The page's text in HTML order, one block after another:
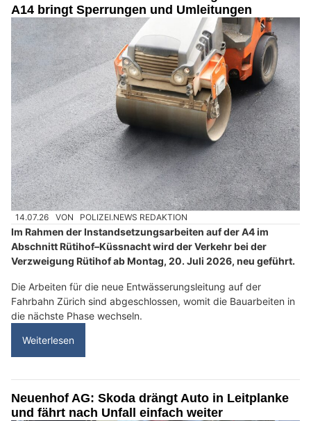
A14 bringt Sperrungen und Umleitungen
14.07.26 VON POLIZEI.NEWS REDAKTION
Im Rahmen der Instandsetzungsarbeiten auf der A4 im
Abschnitt Rütihof–Küssnacht wird der Verkehr bei der
Verzweigung Rütihof ab Montag, 20. Juli 2026, neu geführt.
Die Arbeiten für die neue Entwässerungsleitung auf der
Fahrbahn Zürich sind abgeschlossen, womit die Bauarbeiten in
die nächste Phase wechseln.
Weiterlesen
Neuenhof AG: Skoda drängt Auto in Leitplanke
und fährt nach Unfall einfach weiter